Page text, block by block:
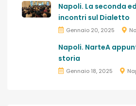
Napoli. La seconda
incontri sul Dialetto
Gennaio 20, 2025
Napoli. NarteA
storia
Gennaio 18, 2025